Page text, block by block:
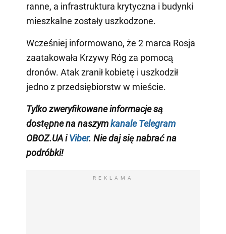
ranne, a infrastruktura krytyczna i budynki
mieszkalne zostały uszkodzone.
Wcześniej informowano, że 2 marca Rosja
zaatakowała Krzywy Róg za pomocą
dronów. Atak zranił kobietę i uszkodził
jedno z przedsiębiorstw w mieście.
Tylko zweryfikowane informacje są
dostępne na naszymkanale Telegram
OBOZ.UA iViber. Nie daj się nabrać na
podróbki!
REKLAMA